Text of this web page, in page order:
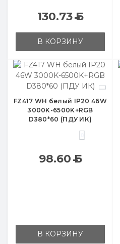
130.73Б
В КОРЗИНУ
FZ417 WH белый IP20 46W
3000K-6500K+RGB
D380*60 (ПДУ ИК)
98.60Б
В КОРЗИНУ